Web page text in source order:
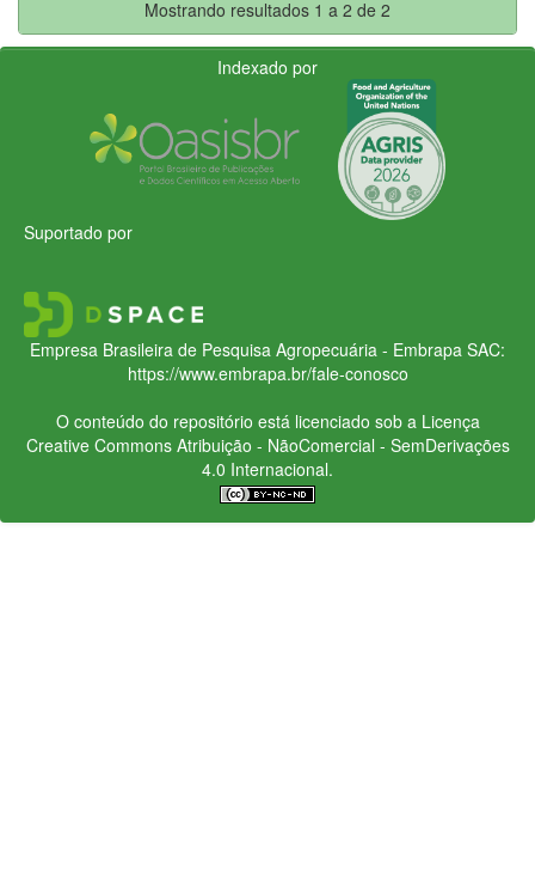
Mostrando resultados 1 a 2 de 2
Indexado por
Suportado por
Empresa Brasileira de Pesquisa Agropecuária - Embrapa SAC:
https://www.embrapa.br/fale-conosco
O conteúdo do repositório está licenciado sob a Licença
Creative CommonsAtribuição - NãoComercial - SemDerivações
4.0 Internacional.